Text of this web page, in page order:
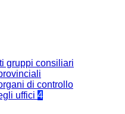
gruppi consiliari
di controllo
uffici 4